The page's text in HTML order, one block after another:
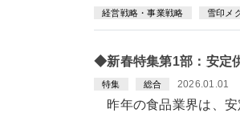
経営戦略・事業戦略 雪印メ
◆新春特集第1部：安定
特集 総合 2026.01.01
昨年の食品業界は、安